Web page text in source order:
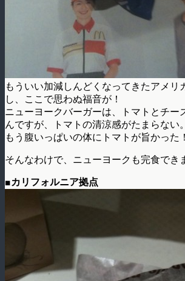
もういい加減しんどくなってきたアメリ
し、ここで思わぬ福音が！
ニューヨークバーガーは、トマトとチー
んですが、トマトの清涼感がたまらない。
もう腹いっぱいの体にトマトが旨かった！
そんなわけで、ニューヨークも完食でき
■カリフォルニア拠点